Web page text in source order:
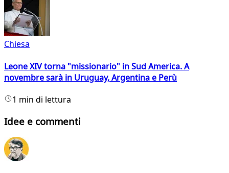
Chiesa
Leone XIV torna "missionario" in Sud America. A
novembre sarà in Uruguay, Argentina e Perù
1 min di lettura
Idee e commenti